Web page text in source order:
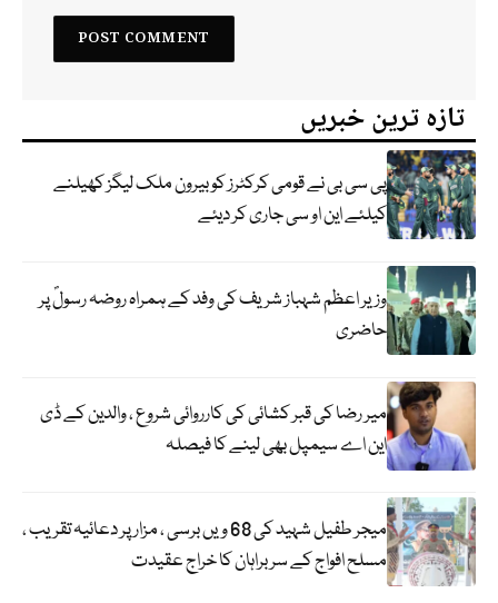
تازہ ترین خبریں
پی سی بی نے قومی کرکٹرز کو بیرون ملک لیگز کھیلنے
کیلئے این او سی جاری کر دیئے
وزیر اعظم شہباز شریف کی وفد کے ہمراہ روضہ رسولؐ پر
حاضری
میر رضا کی قبر کشائی کی کارروائی شروع ، والدین کے ڈی
این اے سیمپل بھی لینے کا فیصلہ
میجر طفیل شہید کی 68 ویں برسی ، مزار پر دعائیہ تقریب ،
مسلح افواج کے سربراہان کا خراج عقیدت